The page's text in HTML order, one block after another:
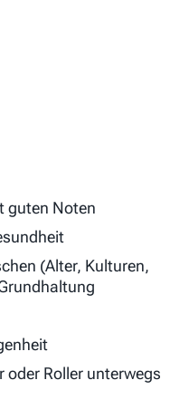
guten Noten
(Alter, Kulturen,
oder Roller unterwegs